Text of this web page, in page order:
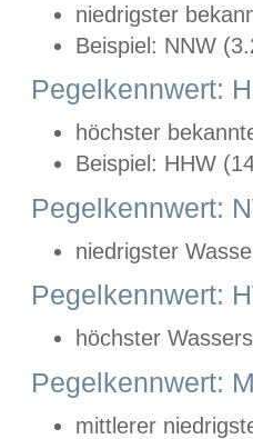
niedrigster
Beispiel: NNW
Pegelkennwert:
höchster
Beispiel: HHW
Pegelkennwert:
niedrigster
Pegelkennwert:
höchster
Pegelkennwert:
mittlerer